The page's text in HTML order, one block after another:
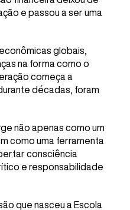
e passou a ser uma
globais,
na forma como o
começa a
décadas, foram
não apenas como um
como uma ferramenta
consciência
e responsabilidade
que nasceu a Escola